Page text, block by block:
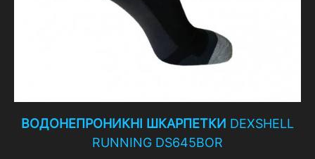
ВОДОНЕПРОНИКНІ ШКАРПЕТКИ DEXSHELL
RUNNING DS645BOR